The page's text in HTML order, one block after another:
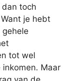
toch
je hebt
tot wel
Maar